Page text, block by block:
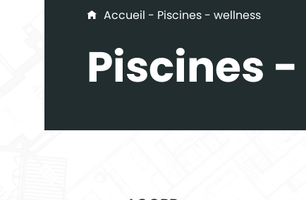
You are here
Accueil - Piscines - wellness
Piscines